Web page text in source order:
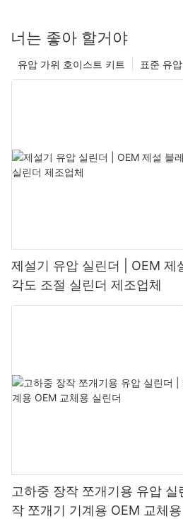
너는 좋아 할거야
표준 유
유압 가위 호이스트 키트
제설기 유압 실린더 | OEM 제
각도 조절 실린더 제조업체
고하중 장작 쪼개기용 유압
작 쪼개기 기계용 OEM 교체